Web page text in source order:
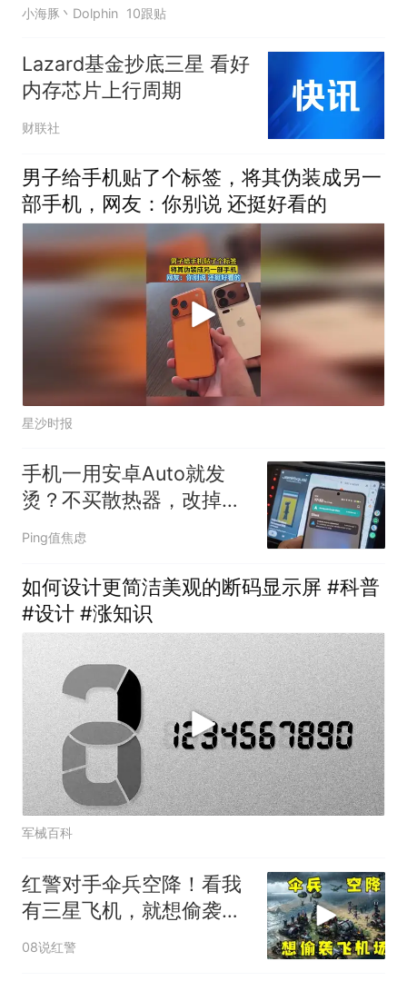
小海豚丶Dolphin 10跟贴
Lazard基金抄底三星 看好
内存芯片上行周期
财联社
男子给手机贴了个标签，将其伪装成另一
部手机，网友：你别说 还挺好看的
星沙时报
手机一用安卓Auto就发
烫？不买散热器，改掉这
4个习惯就好
Ping值焦虑
如何设计更简洁美观的断码显示屏 #科普
#设计 #涨知识
军械百科
红警对手伞兵空降！看我
有三星飞机，就想偷袭机
场！
08说红警